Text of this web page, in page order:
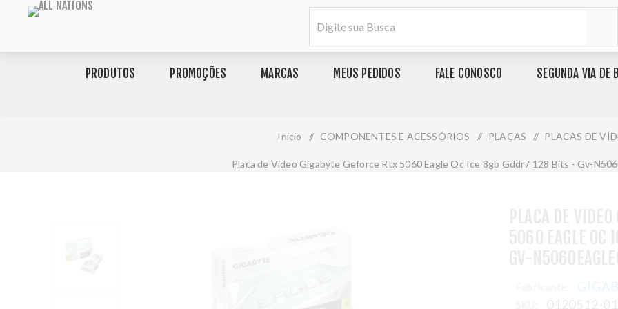
PRODUTOS PROMOÇÕES MARCAS MEUS PEDIDOS FALE CONOSCO SEGUNDA VIA DE
Início / COMPONENTES E ACESSÓRIOS / PLACAS / PLACAS DE
Placa de Video Gigabyte Geforce Rtx 5060 Eagle Oc Ice 8gb Gddr7 128 Bits - Gv-